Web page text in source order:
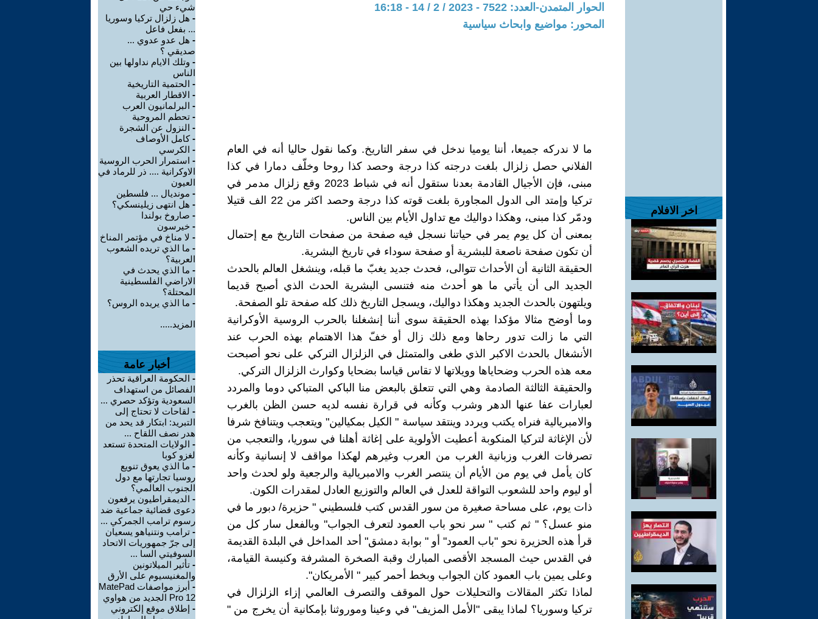
اخر الافلام
الحوار المتمدن-العدد: 7522 - 2023 / 2 / 14 - 16:18
المحور: مواضيع وابحاث سياسية
ما لا ندركه جميعا، أننا يوميا ندخل في سفر التاريخ. وكما نقول حاليا أنه في العام
الفلاني حصل زلزال بلغت درجته كذا درجة وحصد كذا روحا وخلّف دمارا في كذا
مبنى، فإن الأجيال القادمة بعدنا ستقول أنه في شباط 2023 وقع زلزال مدمر في
تركيا وإمتد الى الدول المجاورة بلغت قوته كذا درجة وحصد اكثر من 22 الف قتيلا
ودمّر كذا مبنى، وهكذا دواليك مع تداول الأيام بين الناس.
بمعنى أن كل يوم يمر في حياتنا نسجل فيه صفحة من صفحات التاريخ مع إحتمال
أن تكون صفحة ناصعة للبشرية أو صفحة سوداء في تاريخ البشرية.
الحقيقة الثانية أن الأحداث تتوالى، فحدث جديد يغبّ ما قبله، وينشغل العالم بالحدث
الجديد الى أن يأتي ما هو أحدث منه فتنسى البشرية الحدث الذي أصبح قديما
ويلتهون بالحدث الجديد وهكذا دواليك، ويسجل التاريخ ذلك كله صفحة تلو الصفحة.
وما أوضح مثالا مؤكدا بهذه الحقيقة سوى أننا إنشغلنا بالحرب الروسية الأوكرانية
التي ما زالت تدور رحاها ومع ذلك زال أو خفّ هذا الاهتمام بهذه الحرب عند
الأنشغال بالحدث الاكبر الذي طغى والمتمثل في الزلزال التركي على نحو أصبحت
معه هذه الحرب وضحاياها وويلاتها لا تقاس قياسا بضحايا وكوارث الزلزال التركي.
والحقيقة الثالثة الصادمة وهي التي تتعلق بالبعض منا الباكي المتباكي دوما والمردد
لعبارات عفا عنها الدهر وشرب وكأنه في قرارة نفسه لديه حسن الظن بالغرب
والامبريالية فنراه يكتب ويردد وينتقد سياسة " الكيل بمكيالين" ويتعجب ويتنافخ شرفا
لأن الإغاثة لتركيا المنكوبة أعطيت الأولوية على إغاثة أهلنا في سوريا، والتعجب من
تصرفات الغرب وزبانية الغرب من العرب وغيرهم لهكذا مواقف لا إنسانية وكأنه
كان يأمل في يوم من الأيام أن ينتصر الغرب والامبريالية والرجعية ولو لحدث واحد
أو ليوم واحد للشعوب التواقة للعدل في العالم والتوزيع العادل لمقدرات الكون.
ذات يوم، على مساحة صغيرة من سور القدس كتب فلسطيني " حزيرة/ دبور ما في
منو عسل؟ " ثم كتب " سر نحو باب العمود لتعرف الجواب" وبالفعل سار كل من
قرأ هذه الحزيرة نحو "باب العمود" أو " بوابة دمشق" أحد المداخل في البلدة القديمة
في القدس حيث المسجد الأقصى المبارك وقبة الصخرة المشرفة وكنيسة القيامة،
وعلى يمين باب العمود كان الجواب وبخط أحمر كبير " الأمريكان".
لماذا تكثر المقالات والتحليلات حول الموقف والتصرف العالمي إزاء الزلزال في
تركيا وسوريا؟ لماذا يبقى "الأمل المزيف" في وعينا وموروثنا بإمكانية أن يخرج من "
شيء حي
- هل زلزال تركيا وسوريا
... بفعل فاعل
- هل عدو عدوي ...
صديقي ؟
- وتلك الايام نداولها بين
الناس
- الحتمية التاريخية
- الاقطار العربية
- البرلمانيون العرب
- تحطم المروحية
- النزول عن الشجرة
-كامل الأوصاف
- الكرسي
- استمرار الحرب الروسية
الاوكرانية .... ذر للرماد في
العيون
- مونديال ... فلسطين
- هل انتهى زيلينسكي؟
- صاروخ بولندا
- خيرسون
- لا مناخ في مؤتمر المناخ
- ما الذي تريده الشعوب
العربية؟
- ما الذي يحدث في
الاراضي الفلسطينية
المحتلة؟
- ما الذي يريده الروس؟
المزيد.....
أخبار عامة
- الحكومة العراقية تحذر
الفصائل من استهداف
السعودية وتؤكد حصري ...
- لقاحات لا تحتاج إلى
التبريد: ابتكار قد يحد من
هدر نصف اللقاح ...
- الولايات المتحدة تستعد
لغزو كوبا
- ما الذي يعوق تنويع
روسيا تجارتها مع دول
الجنوب العالمي؟
- الديمقراطيون يرفعون
دعوى قضائية جماعية ضد
رسوم ترامب الجمركي ...
- ترامب ونتنياهو يسعيان
إلى جرّ جمهوريات الاتحاد
السوفيتي السا ...
- تأثير الميلاتونين
والمغنيسيوم على الأرق
-
أبرز مواصفات MatePad
Pro 12 الجديد من هواوي
- إطلاق موقع إلكتروني